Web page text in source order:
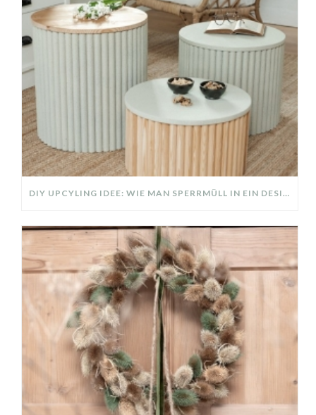
DIY UPCYLING IDEE: WIE MAN SPERRMÜLL IN EIN DESIGNER TEIL VERWANDELT